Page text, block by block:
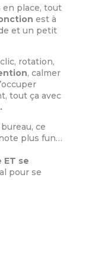
place, tout
est à
et un petit
rotation,
, calmer
tout ça avec
ce
plus fun…
se
pour se